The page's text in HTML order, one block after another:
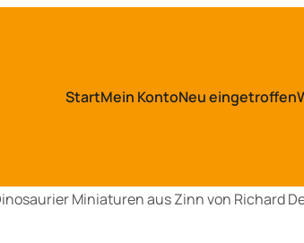
StartMein KontoNeu eingetroffen
Miniaturen aus Zinn von Richard